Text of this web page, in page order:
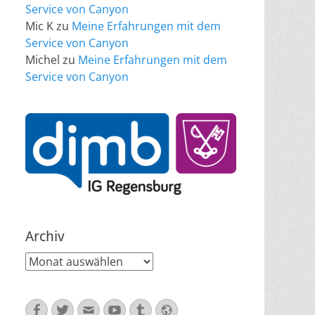
Service von Canyon
Mic Kzu Meine Erfahrungen mit dem
Service von Canyon
Michel zu Meine Erfahrungen mit dem
Service von Canyon
Archiv
Archiv
Facebook
Twitter
E-
YouTube
TumblrWebsite